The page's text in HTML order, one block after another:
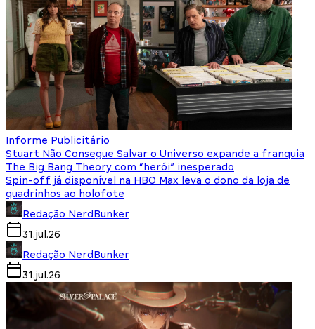
Informe Publicitário
Stuart Não Consegue Salvar o Universo expande a franquia
The Big Bang Theory com “herói” inesperado
Spin-off já disponível na HBO Max leva o dono da loja de
quadrinhos ao holofote
Redação NerdBunker
31.jul.26
Redação NerdBunker
31.jul.26